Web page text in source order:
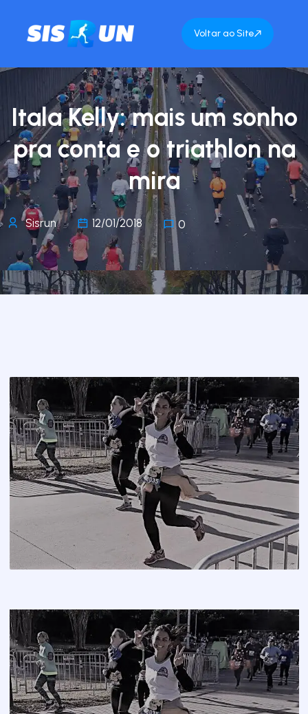
Voltar ao Site
Itala Kelly: mais um sonho
pra conta e o triathlon na
mira
Sisrun 12/01/2018 0